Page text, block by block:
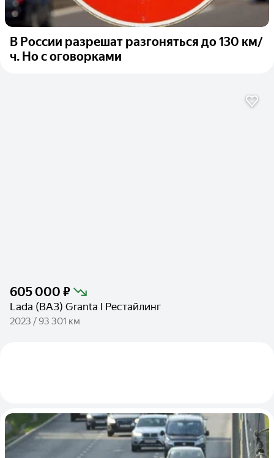
В России разрешат разгоняться до 130 км/
ч. Но с оговорками
605 000 ₽
Lada (ВАЗ) Granta I Рестайлинг
2023 / 93 301 км